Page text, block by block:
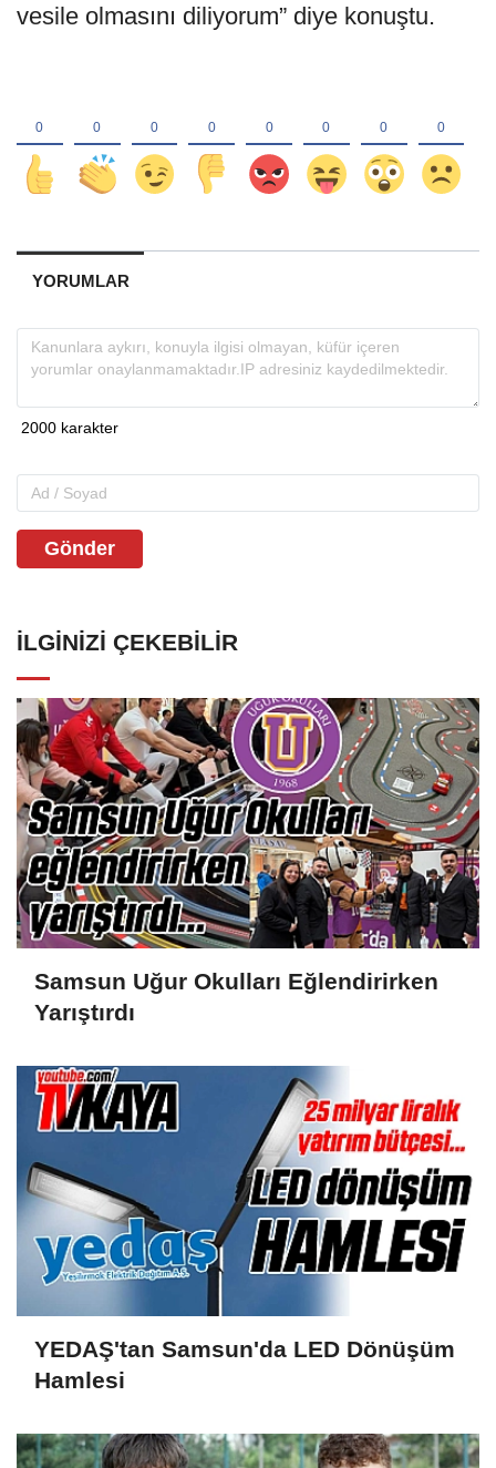
vesile olmasını diliyorum” diye konuştu.
YORUMLAR
Gönder
İLGINIZI ÇEKEBILIR
Samsun Uğur Okulları Eğlendirirken
Yarıştırdı
YEDAŞ'tan Samsun'da LED Dönüşüm
Hamlesi